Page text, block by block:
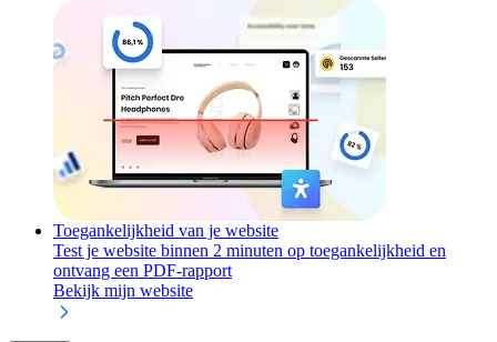
Toegankelijkheid van je website
Test je website binnen 2 minuten op toegankelijkheid en
ontvang een PDF-rapport
Bekijk mijn website